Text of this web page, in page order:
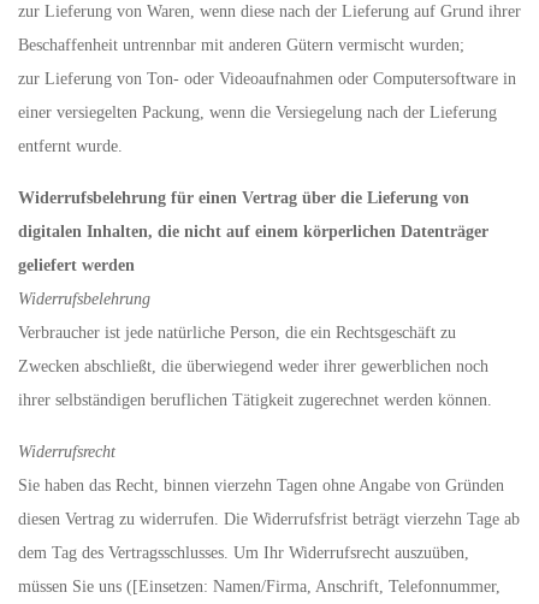
zur Lieferung von Waren, wenn diese nach der Lieferung auf Grund ihrer
Beschaffenheit untrennbar mit anderen Gütern vermischt wurden;
zur Lieferung von Ton- oder Videoaufnahmen oder Computersoftware in
einer versiegelten Packung, wenn die Versiegelung nach der Lieferung
entfernt wurde.
Widerrufsbelehrung für einen Vertrag über die Lieferung von
digitalen Inhalten, die nicht auf einem körperlichen Datenträger
geliefert werden
Widerrufsbelehrung
Verbraucher ist jede natürliche Person, die ein Rechtsgeschäft zu
Zwecken abschließt, die überwiegend weder ihrer gewerblichen noch
ihrer selbständigen beruflichen Tätigkeit zugerechnet werden können.
Widerrufsrecht
Sie haben das Recht, binnen vierzehn Tagen ohne Angabe von Gründen
diesen Vertrag zu widerrufen. Die Widerrufsfrist beträgt vierzehn Tage ab
dem Tag des Vertragsschlusses. Um Ihr Widerrufsrecht auszuüben,
müssen Sie uns ([Einsetzen: Namen/Firma, Anschrift, Telefonnummer,